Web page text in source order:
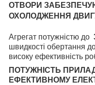
ПОТУЖНІСТЬ
ЕФЕКТИВНОМУ
Агрегат потужністю до
швидкості обертання
високу ефективність
ОТВОРИ
ОХОЛОДЖЕННЯ